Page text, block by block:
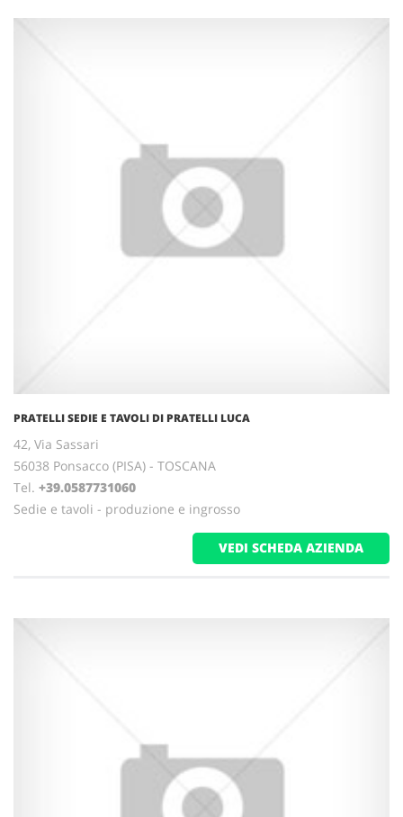
PRATELLI SEDIE E TAVOLI DI PRATELLI LUCA
42, Via Sassari
56038 Ponsacco (PISA) - TOSCANA
Tel. +39.0587731060
Sedie e tavoli - produzione e ingrosso
VEDI SCHEDA AZIENDA